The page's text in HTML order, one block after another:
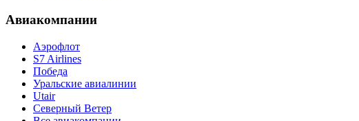
Авиакомпании
Аэрофлот
S7 Airlines
Победа
Уральские авиалинии
Utair
Северный Ветер